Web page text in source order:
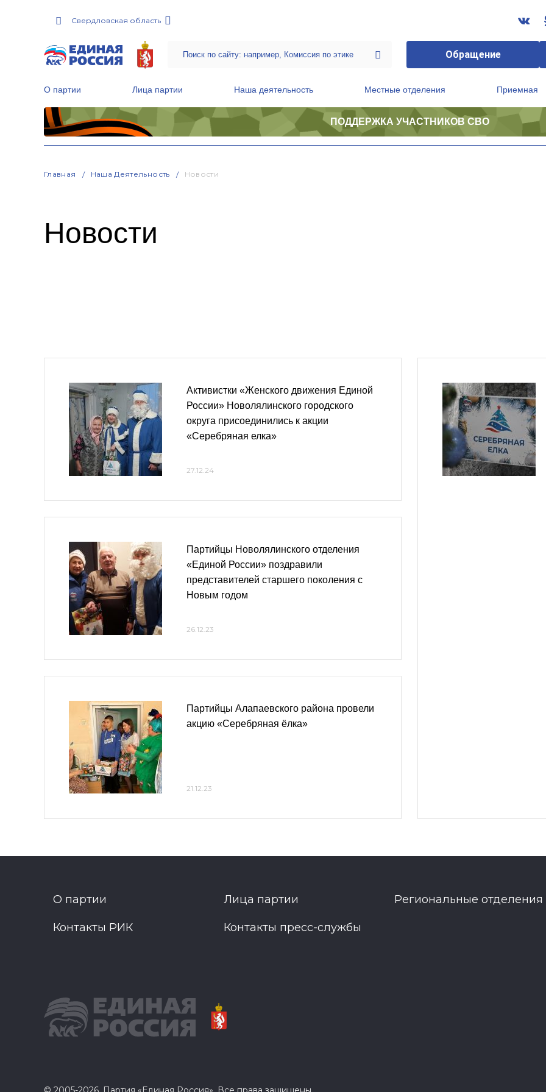
Свердловская область
Обращение
О партии Лица партии Наша деятельность Местные отделения Приемная
ПОДДЕРЖКА УЧАСТНИКОВ СВО
Главная Наша Деятельность Новости
Новости
Активистки «Женского движения Единой
России» Новолялинского городского
округа присоединились к акции
«Серебряная елка»
27.12.24
Партийцы Новолялинского отделения
«Единой России» поздравили
представителей старшего поколения с
Новым годом
26.12.23
Партийцы Алапаевского района провели
акцию «Серебряная ёлка»
21.12.23
О партии Лица партии Региональные отделения
Контакты РИК Контакты пресс-службы